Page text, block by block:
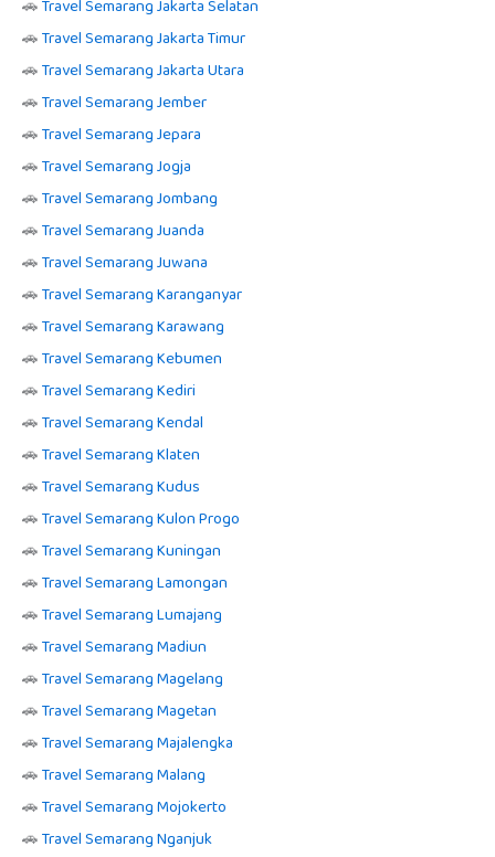
🚗Travel Semarang Jakarta Selatan
🚗Travel Semarang Jakarta Timur
🚗Travel Semarang Jakarta Utara
🚗Travel Semarang Jember
🚗Travel Semarang Jepara
🚗Travel Semarang Jogja
🚗Travel Semarang Jombang
🚗Travel Semarang Juanda
🚗Travel Semarang Juwana
🚗Travel Semarang Karanganyar
🚗Travel Semarang Karawang
🚗Travel Semarang Kebumen
🚗Travel Semarang Kediri
🚗Travel Semarang Kendal
🚗Travel Semarang Klaten
🚗Travel Semarang Kudus
🚗Travel Semarang Kulon Progo
🚗Travel Semarang Kuningan
🚗Travel Semarang Lamongan
🚗Travel Semarang Lumajang
🚗Travel Semarang Madiun
🚗Travel Semarang Magelang
🚗Travel Semarang Magetan
🚗Travel Semarang Majalengka
🚗Travel Semarang Malang
🚗Travel Semarang Mojokerto
🚗Travel Semarang Nganjuk